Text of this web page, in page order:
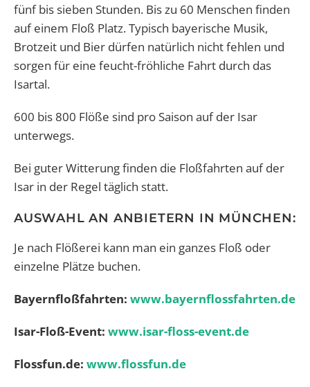
fünf bis sieben Stunden. Bis zu 60 Menschen finden
auf einem Floß Platz. Typisch bayerische Musik,
Brotzeit und Bier dürfen natürlich nicht fehlen und
sorgen für eine feucht-fröhliche Fahrt durch das
Isartal.
600 bis 800 Flöße sind pro Saison auf der Isar
unterwegs.
Bei guter Witterung finden die Floßfahrten auf der
Isar in der Regel täglich statt.
AUSWAHL AN ANBIETERN IN MÜNCHEN:
Je nach Flößerei kann man ein ganzes Floß oder
einzelne Plätze buchen.
Bayernfloßfahrten: www.bayernflossfahrten.de
Isar-Floß-Event: www.isar-floss-event.de
Flossfun.de: www.flossfun.de